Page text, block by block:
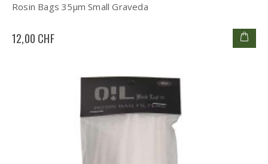
Rosin Bags 35µm Small Graveda
12,00 CHF